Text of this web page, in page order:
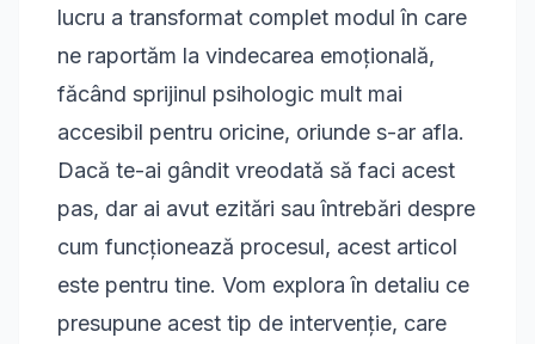
lucru a transformat complet modul în care
ne raportăm la vindecarea emoțională,
făcând sprijinul psihologic mult mai
accesibil pentru oricine, oriunde s-ar afla.
Dacă te-ai gândit vreodată să faci acest
pas, dar ai avut ezitări sau întrebări despre
cum funcționează procesul, acest articol
este pentru tine. Vom explora în detaliu ce
presupune acest tip de intervenție, care